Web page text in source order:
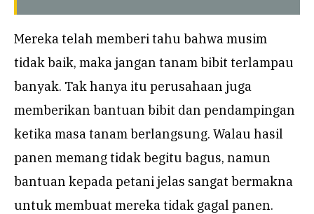
Mereka telah memberi tahu bahwa musim
tidak baik, maka jangan tanam bibit terlampau
banyak. Tak hanya itu perusahaan juga
memberikan bantuan bibit dan pendampingan
ketika masa tanam berlangsung. Walau hasil
panen memang tidak begitu bagus, namun
bantuan kepada petani jelas sangat bermakna
untuk membuat mereka tidak gagal panen.